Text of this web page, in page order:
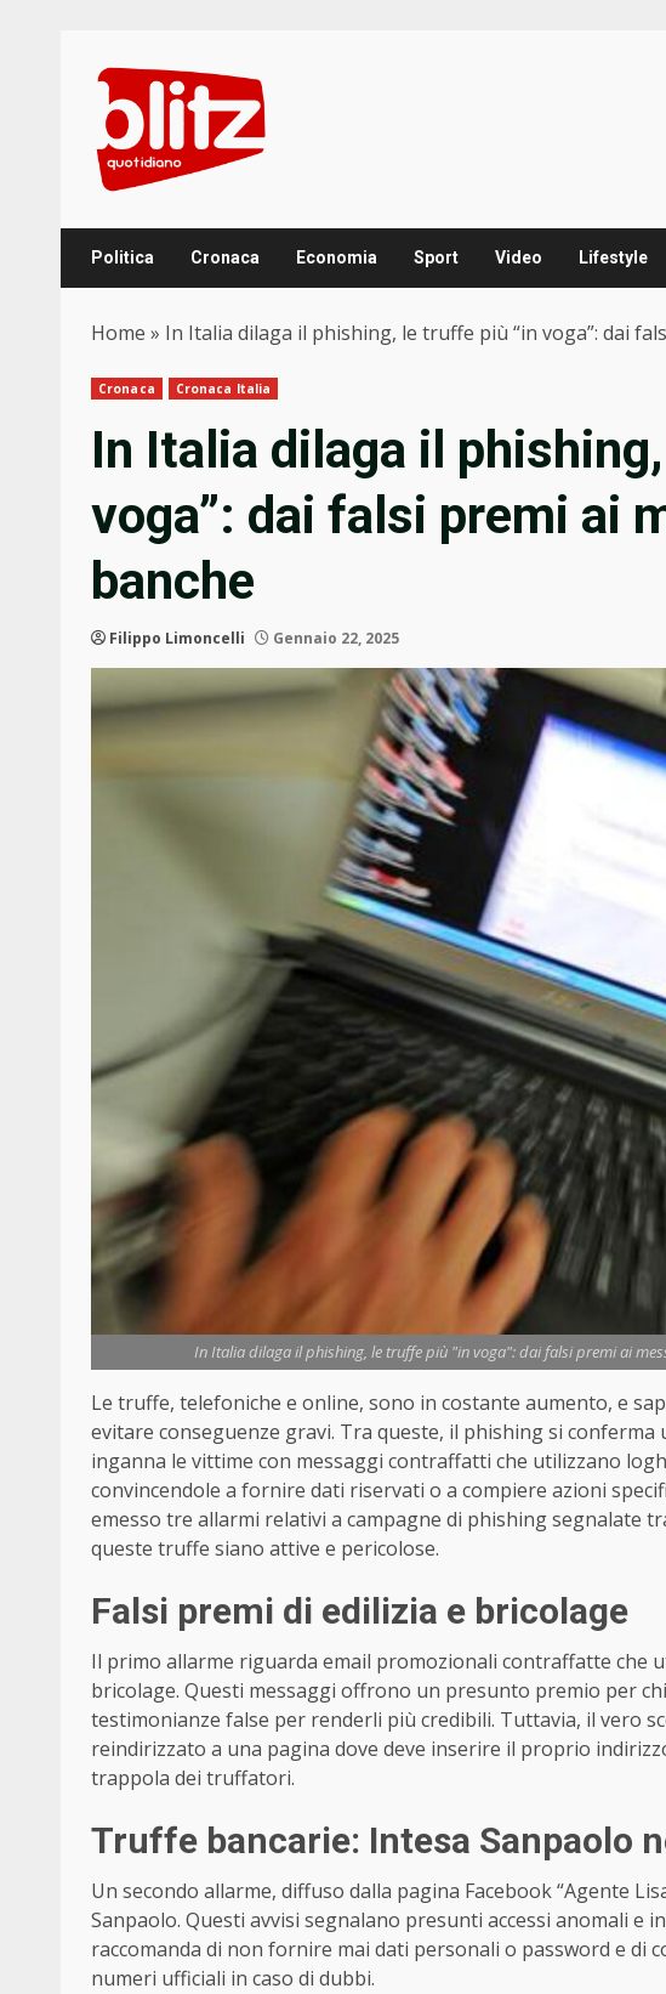
content
Politica Cronaca Economia Sport Video Lifestyle
Home » In Italia dilaga il phishing, le truffe più “in voga”: dai
Cronaca Cronaca Italia
In Italia dilaga il
voga”: dai falsi premi ai
banche
Filippo Limoncelli Gennaio 22, 2025
In Italia dilaga il phishing, le truffe più "in voga": dai falsi premi ai
Le truffe, telefoniche e online, sono in costante aumento, e
evitare conseguenze gravi. Tra queste, il phishing si
inganna le vittime con messaggi contraffatti che utilizzano
convincendole a fornire dati riservati o a compiere azioni
emesso tre allarmi relativi a campagne di phishing segnalate
queste truffe siano attive e pericolose.
Falsi premi di edilizia e bricolage
Il primo allarme riguarda email promozionali contraffatte che
bricolage. Questi messaggi offrono un presunto premio per
testimonianze false per renderli più credibili. Tuttavia, il vero
reindirizzato a una pagina dove deve inserire il proprio
trappola dei truffatori.
Truffe bancarie: Intesa Sanpaolo
Un secondo allarme, diffuso dalla pagina Facebook “Agente
Sanpaolo. Questi avvisi segnalano presunti accessi anomali e
raccomanda di non fornire mai dati personali o password e di
numeri ufficiali in caso di dubbi.